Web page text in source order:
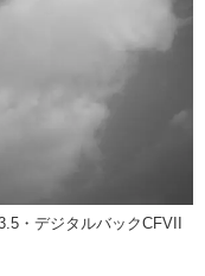
・デジタルバックCFVII